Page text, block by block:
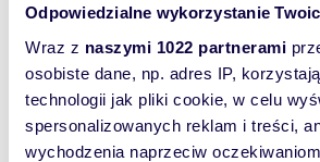
Odpowiedzialne wykorzystanie
Wraz z naszymi 1022 partnerami
osobiste dane, np. adres IP,
technologii jak pliki cookie, w celu
spersonalizowanych reklam i treści,
wychodzenia naprzeciw